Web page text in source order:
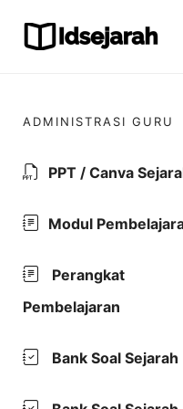
content
ADMINISTRASI GURU
PPT / Canva
Modul
Perangkat
Pembelajaran
Bank Soal Sejarah